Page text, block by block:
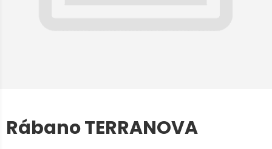
Rábano TERRANOVA